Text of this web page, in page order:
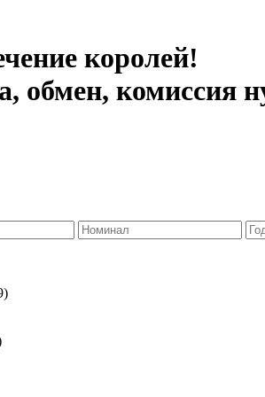
королей!
обмен, комиссия